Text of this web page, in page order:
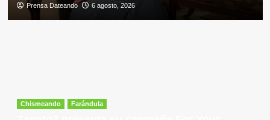
Prensa Dateando 6 agosto, 2026
Chismeando Farándula